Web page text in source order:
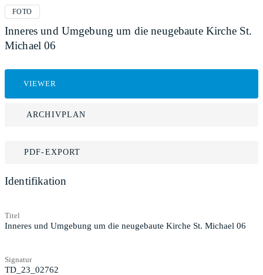
FOTO
Inneres und Umgebung um die neugebaute Kirche St.
Michael 06
VIEWER
ARCHIVPLAN
PDF-EXPORT
Identifikation
Titel
Inneres und Umgebung um die neugebaute Kirche St. Michael 06
Signatur
TD_23_02762